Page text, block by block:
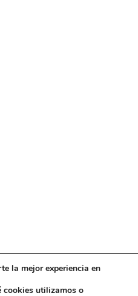
la mejor experiencia en
cookies utilizamos o